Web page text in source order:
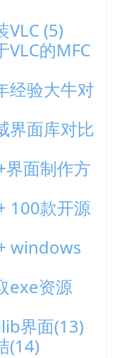
VLC (5)
VLC的MFC
经验大牛对
界面库对比
界面制作方
100款开源
windows
exe资源
界面(13)
(14)